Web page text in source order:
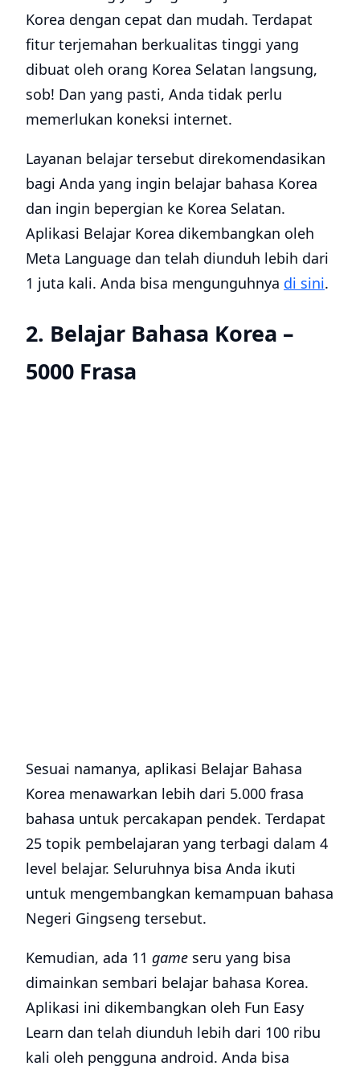
Korea dengan cepat dan mudah. Terdapat
fitur terjemahan berkualitas tinggi yang
dibuat oleh orang Korea Selatan langsung,
sob! Dan yang pasti, Anda tidak perlu
memerlukan koneksi internet.
Layanan belajar tersebut direkomendasikan
bagi Anda yang ingin belajar bahasa Korea
dan ingin bepergian ke Korea Selatan.
Aplikasi Belajar Korea dikembangkan oleh
Meta Language dan telah diunduh lebih dari
1 juta kali. Anda bisa mengunguhnya di sini.
2. Belajar Bahasa Korea –
5000 Frasa
Sesuai namanya, aplikasi Belajar Bahasa
Korea menawarkan lebih dari 5.000 frasa
bahasa untuk percakapan pendek. Terdapat
25 topik pembelajaran yang terbagi dalam 4
level belajar. Seluruhnya bisa Anda ikuti
untuk mengembangkan kemampuan bahasa
Negeri Gingseng tersebut.
Kemudian, ada 11 game seru yang bisa
dimainkan sembari belajar bahasa Korea.
Aplikasi ini dikembangkan oleh Fun Easy
Learn dan telah diunduh lebih dari 100 ribu
kali oleh pengguna android. Anda bisa